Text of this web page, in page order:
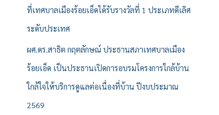
ที่เทศบาลเมืองร้อยเอ็ดได้รับรางวัลที่ 1 ประเภทดีเลิศ
ระดับประเทศ
ผศ.ดร.สาธิต กฤตลักษณ์ ประธานสภาเทศบาลเมือง
ร้อยเอ็ด เป็นประธานเปิดการอบรมโครงการใกล้บ้าน
ใกล้ใจให้บริการดูแลต่อเนื่องที่บ้าน ปีงบประมาณ
2569